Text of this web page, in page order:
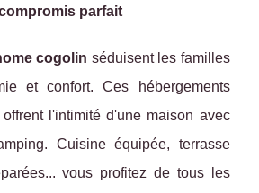
parfait
cogolin séduisent les familles
et confort. Ces hébergements
l'intimité d'une maison avec
Cuisine équipée, terrasse
vous profitez de tous les